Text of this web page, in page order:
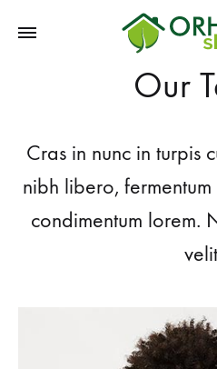
Our
Cras in nunc in turpis
nibh libero,
condimentum lorem.